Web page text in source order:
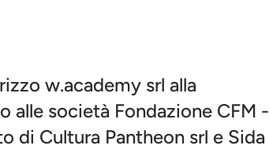
w.academy srl alla
società Fondazione CFM -
di Cultura Pantheon srl e Sida